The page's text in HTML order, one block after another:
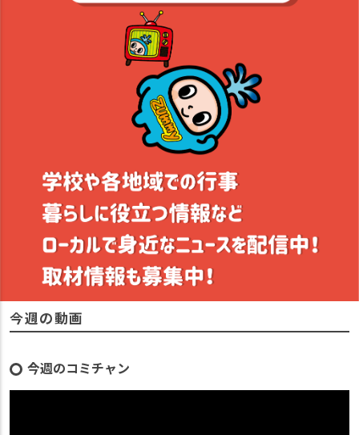
今週の動画
今週のコミチャン